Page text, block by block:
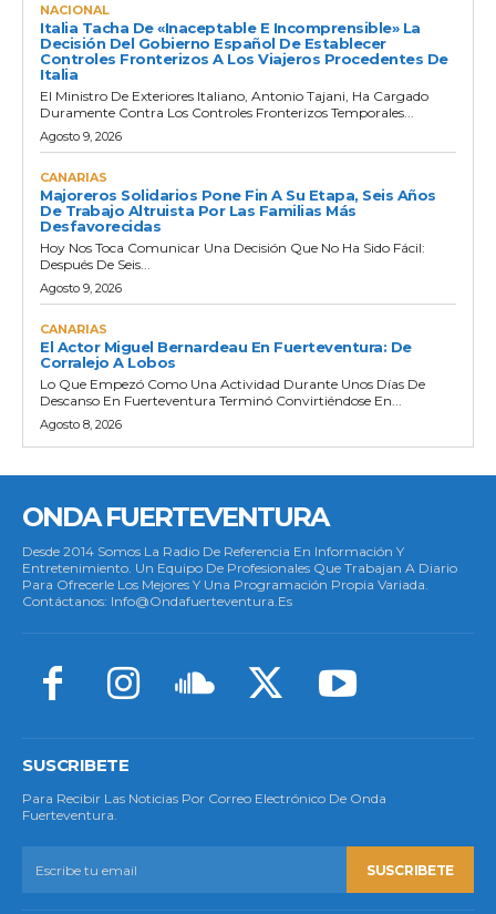
NACIONAL
Italia Tacha De «inaceptable E Incomprensible» La
Decisión Del Gobierno Español De Establecer
Controles Fronterizos A Los Viajeros Procedentes De
Italia
El Ministro De Exteriores Italiano, Antonio Tajani, Ha Cargado
Duramente Contra Los Controles Fronterizos Temporales...
Agosto 9, 2026
CANARIAS
Majoreros Solidarios Pone Fin A Su Etapa, Seis Años
De Trabajo Altruista Por Las Familias Más
Desfavorecidas
Hoy Nos Toca Comunicar Una Decisión Que No Ha Sido Fácil:
Después De Seis...
Agosto 9, 2026
CANARIAS
El Actor Miguel Bernardeau En Fuerteventura: De
Corralejo A Lobos
Lo Que Empezó Como Una Actividad Durante Unos Días De
Descanso En Fuerteventura Terminó Convirtiéndose En...
Agosto 8, 2026
ONDA FUERTEVENTURA
Desde 2014 Somos La Radio De Referencia En Información Y
Entretenimiento. Un Equipo De Profesionales Que Trabajan A Diario
Para Ofrecerle Los Mejores Y Una Programación Propia Variada.
Contáctanos: Info@ondafuerteventura.es
SUSCRIBETE
Para Recibir Las Noticias Por Correo Electrónico De Onda
Fuerteventura.
SUSCRIBETE